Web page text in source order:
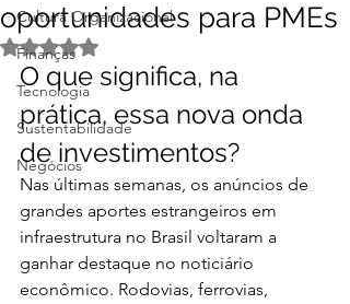
Cultura Organizacional
Finanças
Tecnologia
Sustentabilidade
Negócios
oportunidades para PMEs
Avaliado com NaN de 5 estrelas.
O que significa, na
prática, essa nova onda
de investimentos?
Nas últimas semanas, os anúncios de
grandes aportes estrangeiros em
infraestrutura no Brasil voltaram a
ganhar destaque no noticiário
econômico. Rodovias, ferrovias,